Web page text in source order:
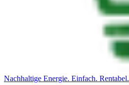
Nachhaltige Energie. Einfach. Rentabel.